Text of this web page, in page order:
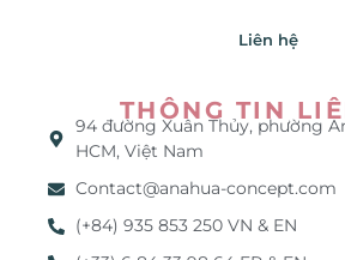
Liên hệ
THÔNG TIN
94 đường Xuân Thủy, phường
HCM, Việt Nam
Contact@anahua-concept.com
(+84) 935 853 250 VN & EN